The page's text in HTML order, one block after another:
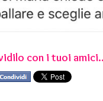
con i tuoi